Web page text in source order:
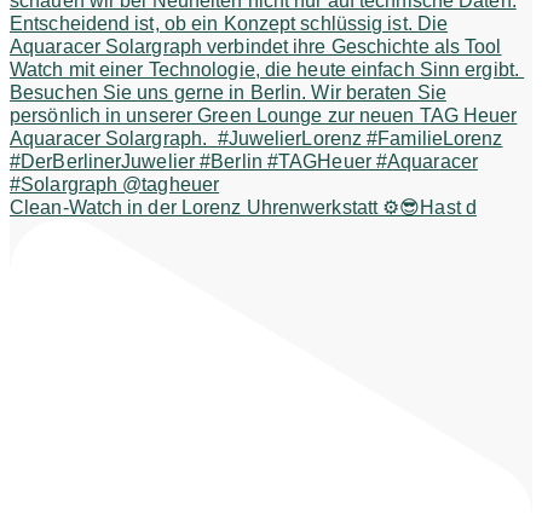
Clean-Watch in der Lorenz Uhrenwerkstatt ⚙️😎Hast d